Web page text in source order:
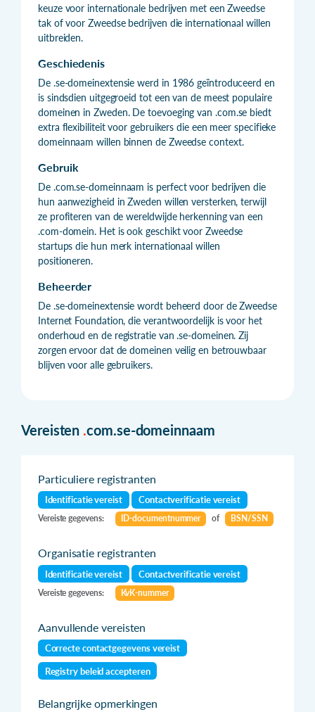
keuze voor internationale bedrijven met een Zweedse
tak of voor Zweedse bedrijven die internationaal willen
uitbreiden.
Geschiedenis
De .se-domeinextensie werd in 1986 geïntroduceerd en
is sindsdien uitgegroeid tot een van de meest populaire
domeinen in Zweden. De toevoeging van .com.se biedt
extra flexibiliteit voor gebruikers die een meer specifieke
domeinnaam willen binnen de Zweedse context.
Gebruik
De .com.se-domeinnaam is perfect voor bedrijven die
hun aanwezigheid in Zweden willen versterken, terwijl
ze profiteren van de wereldwijde herkenning van een
.com-domein. Het is ook geschikt voor Zweedse
startups die hun merk internationaal willen
positioneren.
Beheerder
De .se-domeinextensie wordt beheerd door de Zweedse
Internet Foundation, die verantwoordelijk is voor het
onderhoud en de registratie van .se-domeinen. Zij
zorgen ervoor dat de domeinen veilig en betrouwbaar
blijven voor alle gebruikers.
Vereisten .com.se-domeinnaam
Particuliere registranten
Identificatie vereist Contactverificatie vereist
Vereiste gegevens: ID-documentnummer of BSN/SSN
Organisatie registranten
Identificatie vereist Contactverificatie vereist
Vereiste gegevens: KvK-nummer
Aanvullende vereisten
Correcte contactgegevens vereist
Registry beleid accepteren
Belangrijke opmerkingen